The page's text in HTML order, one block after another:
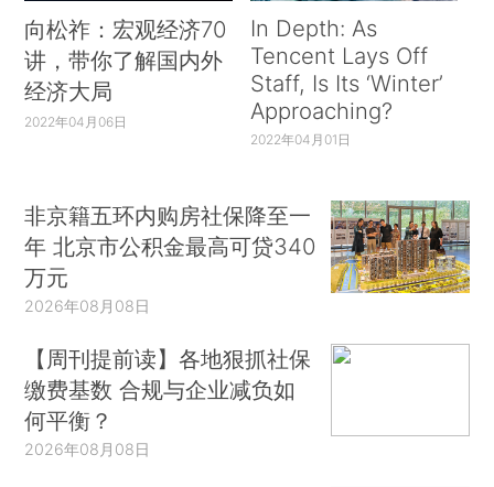
向松祚：宏观经济70
讲，带你了解国内外
经济大局
2022年04月06日
In Depth: As
Tencent Lays Off
Staff, Is Its ‘Winter’
Approaching?
2022年04月01日
非京籍五环内购房社保降至一
年 北京市公积金最高可贷340
万元
2026年08月08日
【周刊提前读】各地狠抓社保
缴费基数 合规与企业减负如
何平衡？
2026年08月08日